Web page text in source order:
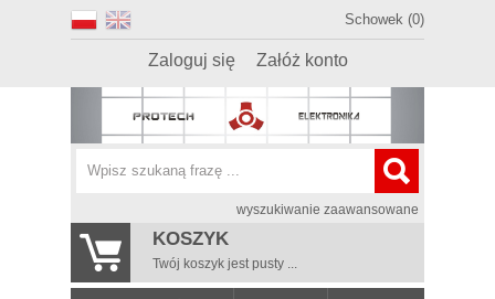
Schowek (0)
Zaloguj się Załóż konto
wyszukiwanie zaawansowane
KOSZYK
Twój koszyk jest pusty ...